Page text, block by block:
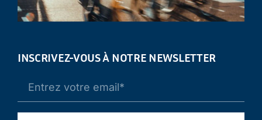
INSCRIVEZ-VOUS À NOTRE NEWSLETTER